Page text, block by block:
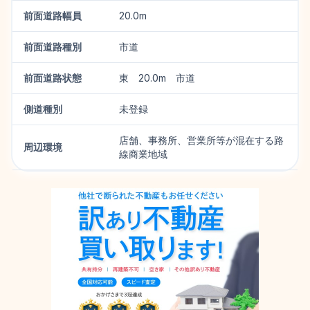
前面道路幅員 20.0m
前面道路種別 市道
前面道路状態 東 20.0m 市道
側道種別 未登録
周辺環境
店舗、事務所、営業所等が混在する路
線商業地域